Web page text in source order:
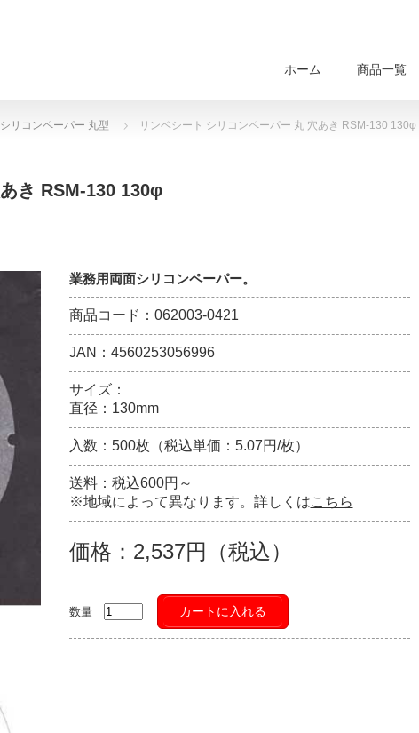
ホーム 商品一覧
シリコンペーパー 丸型 リンベシート シリコンペーパー 丸 穴あき RSM-130 130φ
き RSM-130 130φ
業務用両面シリコンペーパー。
商品コード：062003-0421
JAN：4560253056996
サイズ：
直径：130mm
入数：500枚（税込単価：5.07円/枚）
送料：税込600円～
※地域によって異なります。詳しくはこちら
価格：2,537円（税込）
数量 カートに入れる